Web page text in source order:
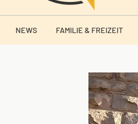
NEWS FAMILIE & FREIZEIT